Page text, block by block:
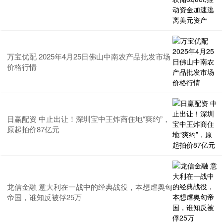
万宝优配 2025年4月25日佛山中南农产品批发市场
价格行情
日赢配资 中止出让！深圳宝中王炸商住地“爽约”，
原起拍价87亿元
龙信金融 意大利在一战中的经典战役，本想虐奥匈
帝国，谁知反被俘25万